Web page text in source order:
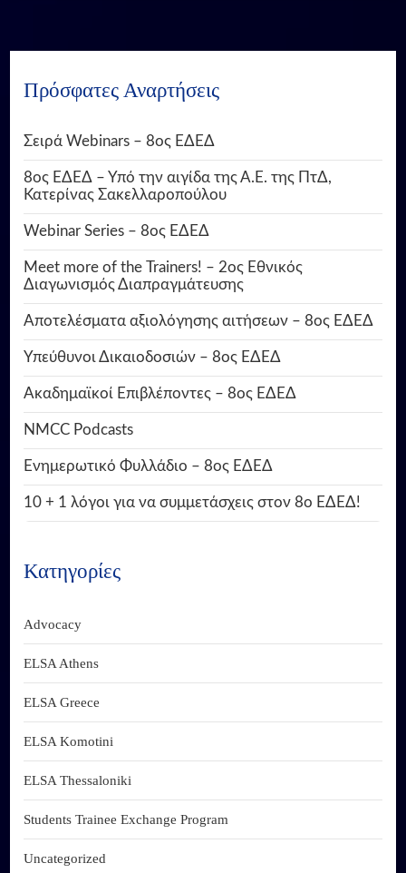
Πρόσφατες Αναρτήσεις
Σειρά Webinars – 8ος ΕΔΕΔ
8ος ΕΔΕΔ – Υπό την αιγίδα της Α.Ε. της ΠτΔ,
Κατερίνας Σακελλαροπούλου
Webinar Series – 8ος ΕΔΕΔ
Meet more of the Trainers! – 2ος Εθνικός
Διαγωνισμός Διαπραγμάτευσης
Αποτελέσματα αξιολόγησης αιτήσεων – 8ος ΕΔΕΔ
Υπεύθυνοι Δικαιοδοσιών – 8ος ΕΔΕΔ
Ακαδημαϊκοί Επιβλέποντες – 8ος ΕΔΕΔ
NMCC Podcasts
Ενημερωτικό Φυλλάδιο – 8ος ΕΔΕΔ
10 + 1 λόγοι για να συμμετάσχεις στον 8ο ΕΔΕΔ!
Κατηγορίες
Advocacy
ELSA Athens
ELSA Greece
ELSA Komotini
ELSA Thessaloniki
Students Trainee Exchange Program
Uncategorized